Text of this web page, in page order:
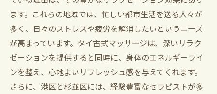
港区の静かな環境での癒やし体験
地域に根付いたサービスと信頼性
港区の施術店おすすめリスト
港区でのタイ古式マッサージの新トレンド
施術体験者の声から見える魅力
アクセスしやすいおすすめ店舗紹介
ます。これらの地域では、忙しい都市生活を送る人々が
多く、日々のストレスや疲労を解消したいというニーズ
が高まっています。タイ古式マッサージは、深いリラク
ゼーションを提供すると同時に、身体のエネルギーライ
ンを整え、心地よいリフレッシュ感を与えてくれます。
さらに、港区と杉並区には、経験豊富なセラピストが多